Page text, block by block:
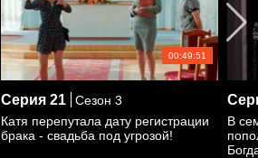
00:49:51
Серия 21
Сезон 3
Катя перепутала дату регистрации
брака - свадьба под угрозой!
В